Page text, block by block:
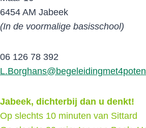
6454 AM Jabeek
(In de voormalige basisschool)
06 126 78 392
Jabeek, dichterbij dan u denkt!
Op slechts 10 minuten van Sittard